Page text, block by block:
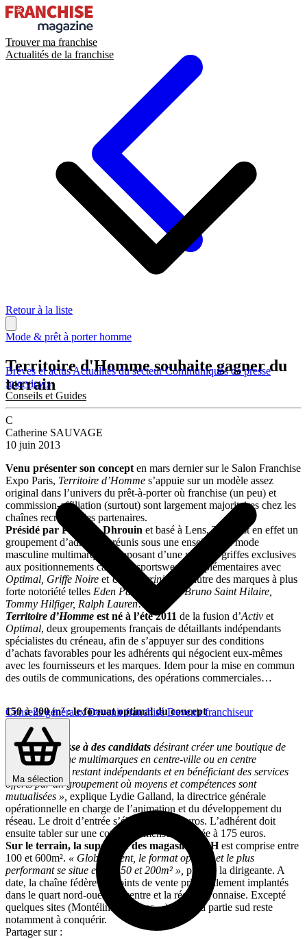
Trouver ma franchise
Actualités de la franchise
Brèves et actusActualités du secteurCommuniqués de presse
Interviews
Conseils et Guides
Conseils générauxDevenir franchiséDevenir franchiseur
Ma sélection
Retour à la liste
Mode & prêt à porter homme
Territoire d'Homme souhaite gagner du
terrain
C
Catherine SAUVAGE
10 juin 2013
Venu présenter son concept en mars dernier sur le Salon Franchise
Expo Paris, Territoire d’Homme s’appuie sur un modèle assez
original dans l’univers du prêt-à-porter où franchise (un peu) et
commission-affiliation (surtout) sont largement majoritaires chez les
chaînes recrutant des partenaires.
Présidé par Philippe Dhrouin et basé à Lens, TDH est en effet un
groupement d’adhérents réunis sous une enseigne de mode
masculine multimarques proposant d’une part des griffes exclusives
aux positionnements casual et sportswear complémentaires avec
Optimal, Griffe Noire etUgo Ferrini; de l’autre des marques à plus
forte notoriété telles Eden Park, Lacoste, Bruno Saint Hilaire,
Tommy Hilfiger, Ralph Lauren…
Territoire d’Homme est né à l’été 2011 de la fusion d’Activ et
Optimal, deux groupements français de détaillants indépendants
spécialistes du créneau, afin de s’appuyer sur des conditions
d’achats favorables pour les adhérents qui négocient eux-mêmes
avec les fournisseurs et les marques. Idem pour la mise en commun
des outils de communications, des opérations commerciales…
150 à 200 m² : le format optimal du concept
« TDH s’adresse à des candidats désirant créer une boutique de
mode masculine multimarques en centre-ville ou en centre
commercial en restant indépendants et en bénéficiant des services
offerts par un groupement où moyens et compétences sont
mutualisées », explique Lydie Galland, la directrice générale
opérationnelle en charge de l’animation et du développement du
réseau. Le droit d’entrée s’élève à 2 500 euros. L’adhérent doit
ensuite tabler sur une cotisation mensuelle fixée à 175 euros.
Sur le terrain, la superficie des magasins TDHest comprise entre
100 et 600m². « Globalement, le format optimal et le plus
performant se situe entre 150 et 200m² », précise la dirigeante. A
date, la chaîne fédère 70 points de vente principalement implantés
dans le quart nord-ouest, le centre et la région lyonnaise. Excepté
quelques sites (Montélimar, Nîmes…), toute la partie sud reste
notamment à conquérir.
Partager sur :